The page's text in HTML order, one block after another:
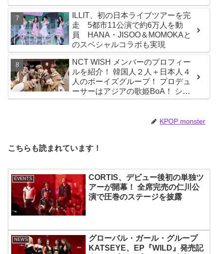
ILLIT、初の日本ライブツアーを完
走 5都市11公演で約6万人を動
員 HANA・JISOO＆MOMOKAと
のスペシャルコラボも実現
NCT WISH メンバーのプロフィー
ルを紹介！ 韓国人２人＋日本人４
人のボーイズグループ！ プロデュ
ーサーはアジアの歌姫BoA！ シオ
ン、ジェヒ、リク、ユウシ、リョ
KPOP monster
こちらも読まれています！
EVENTS
CORTIS、デビュー後初の単独ツ
アーが開幕！ 全席完売の仁川公
演で圧巻のステージを披露
NEWS
グローバル・ガール・グループ
KATSEYE、EP『WILD』発売記